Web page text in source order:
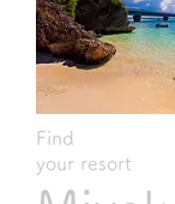
Find
your resort